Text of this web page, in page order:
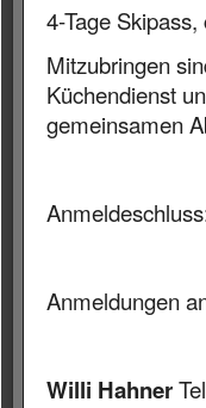
4-Tage Skipass,
Mitzubringen
Küchendienst
gemeinsamen
Anmeldungen
Willi Hahner